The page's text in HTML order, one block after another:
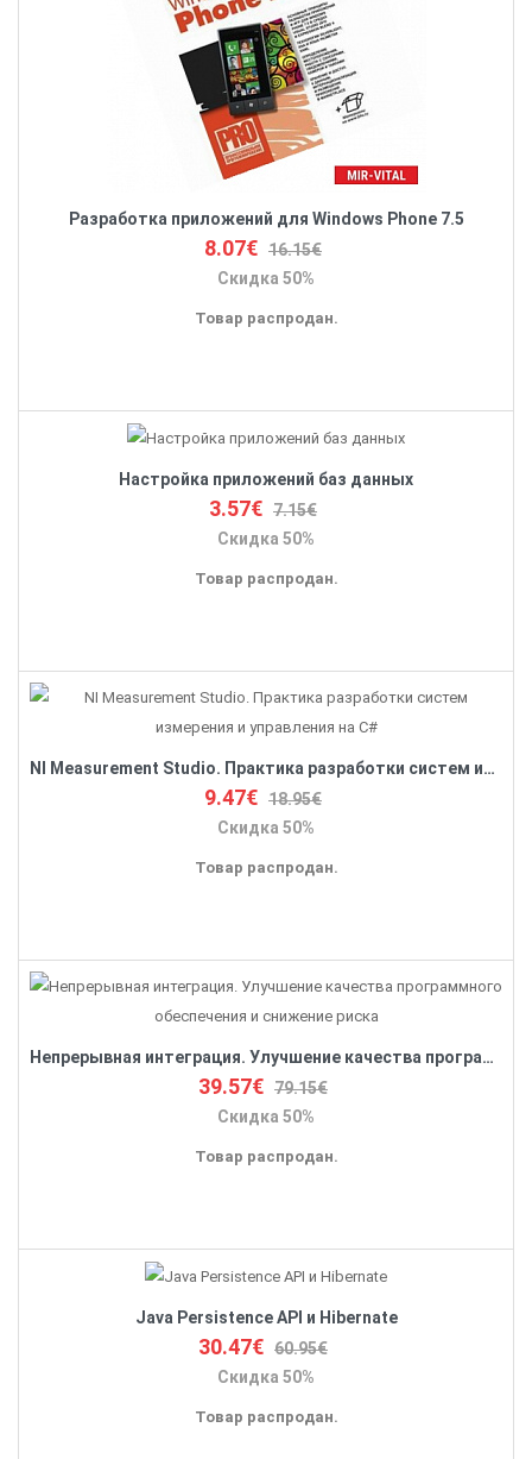
Разработка приложений для Windows Phone 7.5
8.07€ 16.15€
Скидка 50%
Товар распродан.
Настройка приложений баз данных
3.57€ 7.15€
Скидка 50%
Товар распродан.
NI Measurement Studio. Практика разработки систем измерения и управления на C#
9.47€ 18.95€
Скидка 50%
Товар распродан.
Непрерывная интеграция. Улучшение качества программного обеспечения и снижение риска
39.57€ 79.15€
Скидка 50%
Товар распродан.
Java Persistence API и Hibernate
30.47€ 60.95€
Скидка 50%
Товар распродан.